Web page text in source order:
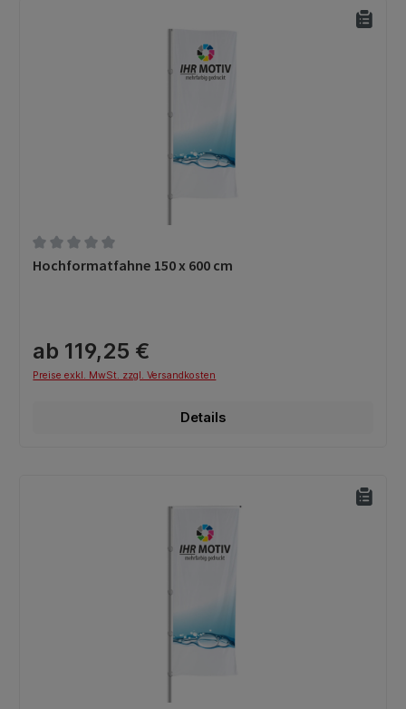
Durchschnittliche Bewertung von 0 von 5 Sternen
Hochformatfahne 150 x 600 cm
ab 119,25 €
Preise exkl. MwSt. zzgl. Versandkosten
Details